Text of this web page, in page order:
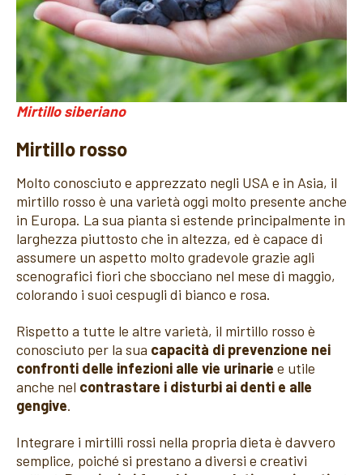
Mirtillo siberiano
Mirtillo rosso
Molto conosciuto e apprezzato negli USA e in Asia, il
mirtillo rosso è una varietà oggi molto presente anche
in Europa. La sua pianta si estende principalmente in
larghezza piuttosto che in altezza, ed è capace di
assumere un aspetto molto gradevole grazie agli
scenografici fiori che sbocciano nel mese di maggio,
colorando i suoi cespugli di bianco e rosa.
Rispetto a tutte le altre varietà, il mirtillo rosso è
conosciuto per la sua capacità di prevenzione nei
confronti delle infezioni alle vie urinarie e utile
anche nel contrastare i disturbi ai denti e alle
gengive.
Integrare i mirtilli rossi nella propria dieta è davvero
semplice, poiché si prestano a diversi e creativi